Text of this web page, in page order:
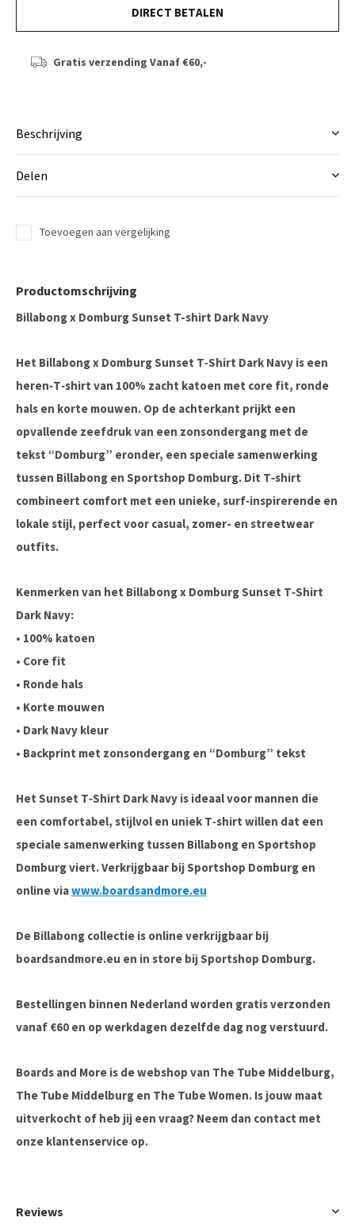
DIRECT BETALEN
Gratis verzending Vanaf €60,-
Beschrijving
Delen
Toevoegen aan vergelijking
Productomschrijving
Billabong x Domburg Sunset T-shirt Dark Navy
Het Billabong x Domburg Sunset T‑Shirt Dark Navy is een
heren‑T‑shirt van 100% zacht katoen met core fit, ronde
hals en korte mouwen. Op de achterkant prijkt een
opvallende zeefdruk van een zonsondergang met de
tekst “Domburg” eronder, een speciale samenwerking
tussen Billabong en Sportshop Domburg. Dit T‑shirt
combineert comfort met een unieke, surf‑inspirerende en
lokale stijl, perfect voor casual, zomer- en streetwear
outfits.
Kenmerken van het Billabong x Domburg Sunset T‑Shirt
Dark Navy:
• 100% katoen
• Core fit
• Ronde hals
• Korte mouwen
• Dark Navy kleur
• Backprint met zonsondergang en “Domburg” tekst
Het Sunset T‑Shirt Dark Navy is ideaal voor mannen die
een comfortabel, stijlvol en uniek T‑shirt willen dat een
speciale samenwerking tussen Billabong en Sportshop
Domburg viert. Verkrijgbaar bij Sportshop Domburg en
online viawww.boardsandmore.eu
De Billabong collectie is online verkrijgbaar bij
boardsandmore.eu en in store bij Sportshop Domburg.
Bestellingen binnen Nederland worden gratis verzonden
vanaf €60 en op werkdagen dezelfde dag nog verstuurd.
Boards and More is de webshop van The Tube Middelburg,
The Tube Middelburg en The Tube Women. Is jouw maat
uitverkocht of heb jij een vraag? Neem dan contact met
onze klantenservice op.
Reviews